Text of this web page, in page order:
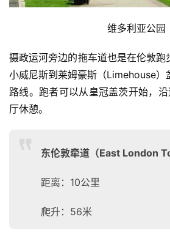
比
赛
观
维多利亚公园
摄政运河旁边的拖车道也是在伦敦跑
小威尼斯到 莱姆豪斯（Limehouse）
路线。跑者可以从皇冠盖茨开始，
厅休憩。
东伦敦牵道（East London
距离：10公里
爬升：56米